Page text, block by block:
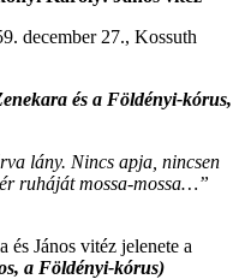
december 27., Kossuth
és a Földényi-kórus,
lány. Nincs apja, nincsen
ruháját mossa-mossa…”
és János vitéz jelenete a
a Földényi-kórus)